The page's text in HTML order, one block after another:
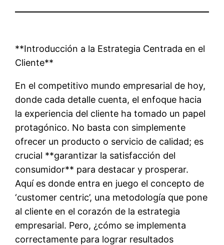
**Introducción a la Estrategia Centrada en el
Cliente**
En el competitivo mundo empresarial de hoy,
donde cada detalle cuenta, el enfoque hacia
la experiencia del cliente ha tomado un papel
protagónico. No basta con simplemente
ofrecer un producto o servicio de calidad; es
crucial **garantizar la satisfacción del
consumidor** para destacar y prosperar.
Aquí es donde entra en juego el concepto de
‘customer centric’, una metodología que pone
al cliente en el corazón de la estrategia
empresarial. Pero, ¿cómo se implementa
correctamente para lograr resultados